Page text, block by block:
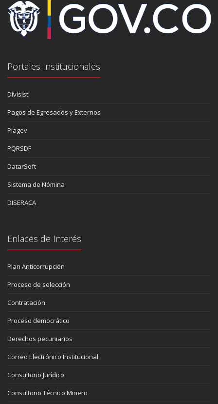
Portales Institucionales
Divisist
Pagos de Egresados y Externos
Piagev
PQRSDF
DatarSoft
Sistema de Nómina
DISERACA
Enlaces de Interés
Plan Anticorrupción
Proceso de selección
Contratación
Proceso democrático
Derechos pecuniarios
Correo Electrónico Institucional
Consultorio Jurídico
Consultorio Técnico Minero